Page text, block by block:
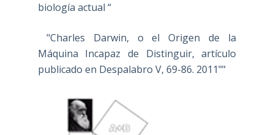
biología actual “
"Charles Darwin, o el Origen de la
Máquina Incapaz de Distinguir, artículo
publicado en Despalabro V, 69-86. 2011""